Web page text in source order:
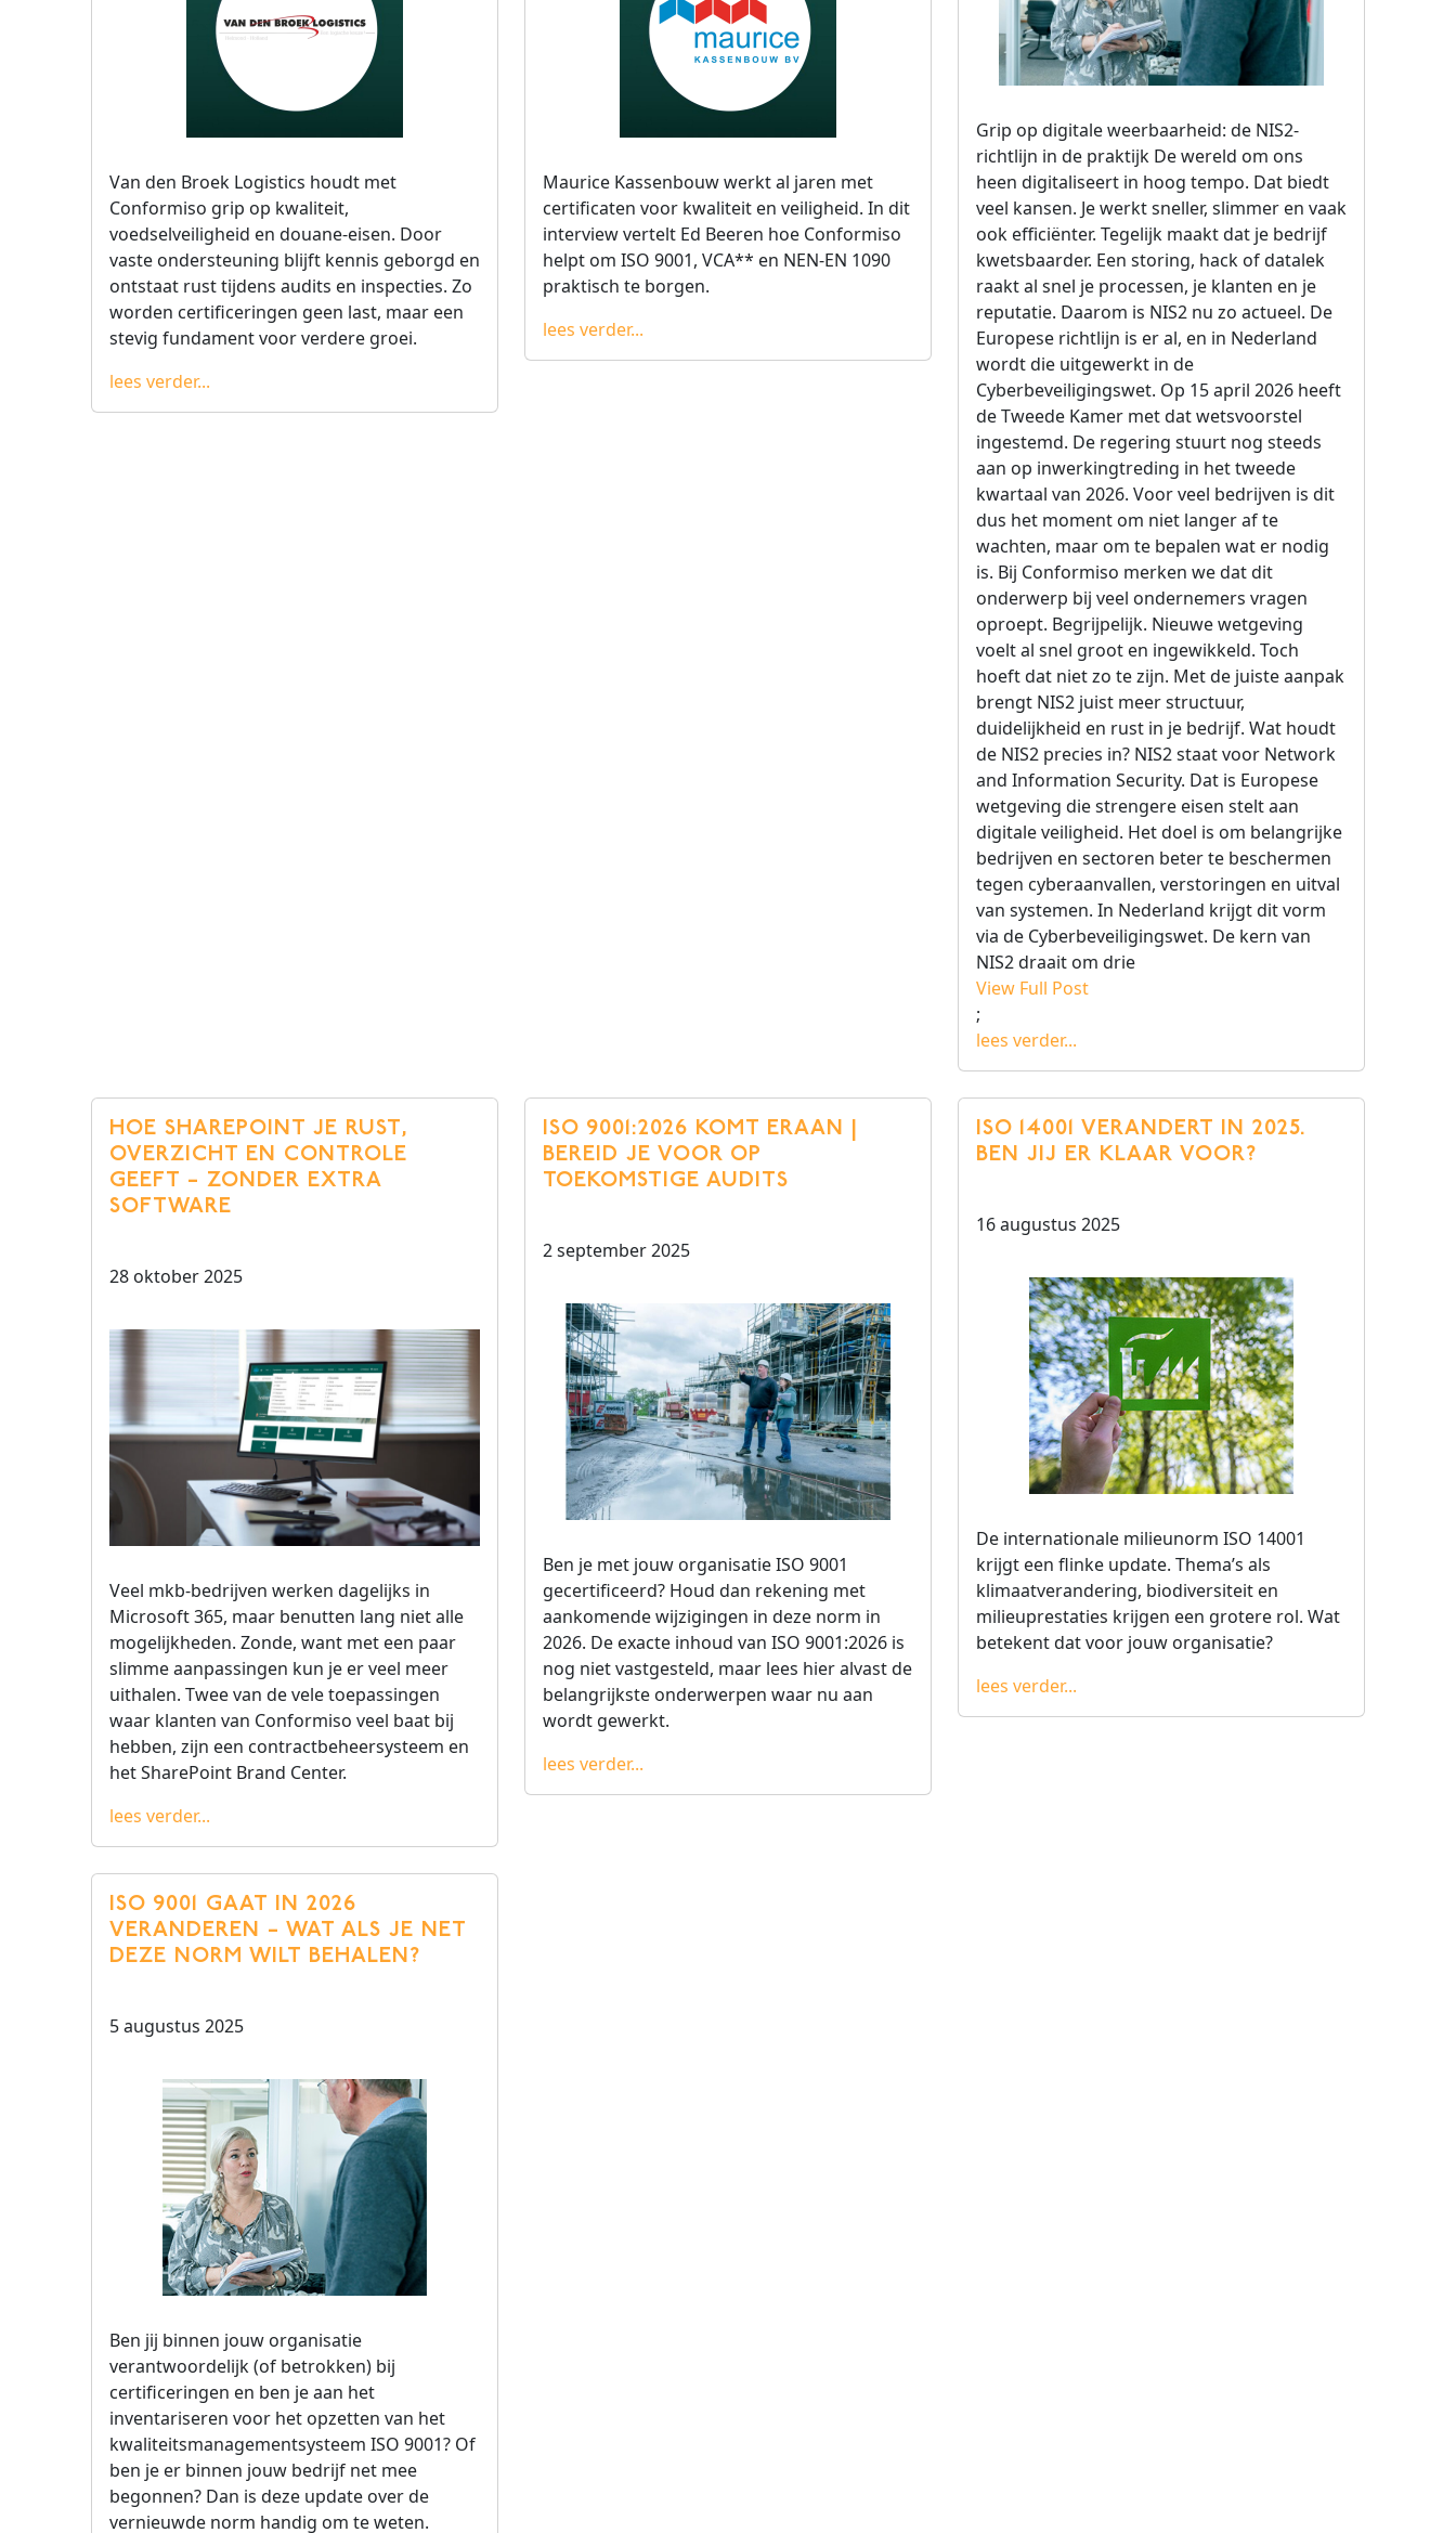
Van den Broek Logistics houdt met
Conformiso grip op kwaliteit,
voedselveiligheid en douane-eisen. Door
vaste ondersteuning blijft kennis geborgd en
ontstaat rust tijdens audits en inspecties. Zo
worden certificeringen geen last, maar een
stevig fundament voor verdere groei.
lees verder...
Maurice Kassenbouw werkt al jaren met
certificaten voor kwaliteit en veiligheid. In dit
interview vertelt Ed Beeren hoe Conformiso
helpt om ISO 9001, VCA** en NEN-EN 1090
praktisch te borgen.
lees verder...
Grip op digitale weerbaarheid: de NIS2-
richtlijn in de praktijk De wereld om ons
heen digitaliseert in hoog tempo. Dat biedt
veel kansen. Je werkt sneller, slimmer en vaak
ook efficiënter. Tegelijk maakt dat je bedrijf
kwetsbaarder. Een storing, hack of datalek
raakt al snel je processen, je klanten en je
reputatie. Daarom is NIS2 nu zo actueel. De
Europese richtlijn is er al, en in Nederland
wordt die uitgewerkt in de
Cyberbeveiligingswet. Op 15 april 2026 heeft
de Tweede Kamer met dat wetsvoorstel
ingestemd. De regering stuurt nog steeds
aan op inwerkingtreding in het tweede
kwartaal van 2026. Voor veel bedrijven is dit
dus het moment om niet langer af te
wachten, maar om te bepalen wat er nodig
is. Bij Conformiso merken we dat dit
onderwerp bij veel ondernemers vragen
oproept. Begrijpelijk. Nieuwe wetgeving
voelt al snel groot en ingewikkeld. Toch
hoeft dat niet zo te zijn. Met de juiste aanpak
brengt NIS2 juist meer structuur,
duidelijkheid en rust in je bedrijf. Wat houdt
de NIS2 precies in? NIS2 staat voor Network
and Information Security. Dat is Europese
wetgeving die strengere eisen stelt aan
digitale veiligheid. Het doel is om belangrijke
bedrijven en sectoren beter te beschermen
tegen cyberaanvallen, verstoringen en uitval
van systemen. In Nederland krijgt dit vorm
via de Cyberbeveiligingswet. De kern van
NIS2 draait om drie
View Full Post
;
lees verder...
HOE SHAREPOINT JE RUST,
OVERZICHT EN CONTROLE
GEEFT – ZONDER EXTRA
SOFTWARE
28 oktober 2025
Veel mkb-bedrijven werken dagelijks in
Microsoft 365, maar benutten lang niet alle
mogelijkheden. Zonde, want met een paar
slimme aanpassingen kun je er veel meer
uithalen. Twee van de vele toepassingen
waar klanten van Conformiso veel baat bij
hebben, zijn een contractbeheersysteem en
het SharePoint Brand Center.
lees verder...
ISO 9001:2026 KOMT ERAAN |
BEREID JE VOOR OP
TOEKOMSTIGE AUDITS
2 september 2025
Ben je met jouw organisatie ISO 9001
gecertificeerd? Houd dan rekening met
aankomende wijzigingen in deze norm in
2026. De exacte inhoud van ISO 9001:2026 is
nog niet vastgesteld, maar lees hier alvast de
belangrijkste onderwerpen waar nu aan
wordt gewerkt.
lees verder...
ISO 14001 VERANDERT IN 2025.
BEN JIJ ER KLAAR VOOR?
16 augustus 2025
De internationale milieunorm ISO 14001
krijgt een flinke update. Thema’s als
klimaatverandering, biodiversiteit en
milieuprestaties krijgen een grotere rol. Wat
betekent dat voor jouw organisatie?
lees verder...
ISO 9001 GAAT IN 2026
VERANDEREN – WAT ALS JE NET
DEZE NORM WILT BEHALEN?
5 augustus 2025
Ben jij binnen jouw organisatie
verantwoordelijk (of betrokken) bij
certificeringen en ben je aan het
inventariseren voor het opzetten van het
kwaliteitsmanagementsysteem ISO 9001? Of
ben je er binnen jouw bedrijf net mee
begonnen? Dan is deze update over de
vernieuwde norm handig om te weten.